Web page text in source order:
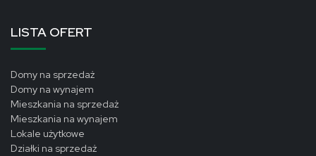
LISTA OFERT
Domy na sprzedaż
Domy na wynajem
Mieszkania na sprzedaż
Mieszkania na wynajem
Lokale użytkowe
Działki na sprzedaż